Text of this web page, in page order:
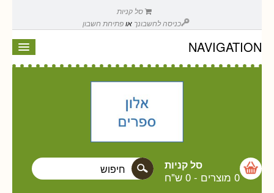
סל קניות
כניסה לחשבונך אופתיחת חשבון
NAVIGATION
סל קניות
0 מוצרים - 0 ש"ח